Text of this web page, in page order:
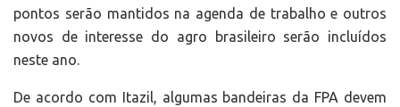
pontos serão mantidos na agenda de trabalho e outros
novos de interesse do agro brasileiro serão incluídos
neste ano.
De acordo com Itazil, algumas bandeiras da FPA devem